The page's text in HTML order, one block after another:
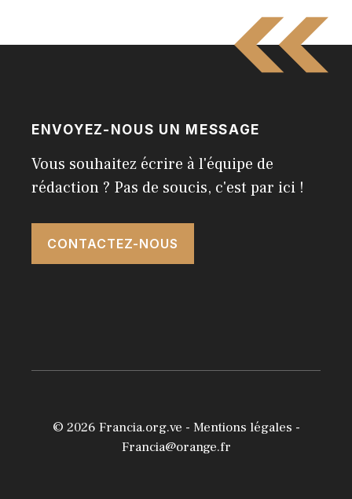
ENVOYEZ-NOUS UN MESSAGE
Vous souhaitez écrire à l'équipe de
rédaction ? Pas de soucis, c'est par ici !
CONTACTEZ-NOUS
© 2026 Francia.org.ve - Mentions légales -
Francia@orange.fr